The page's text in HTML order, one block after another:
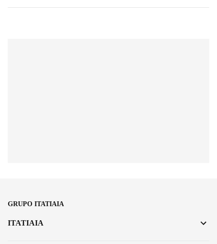
GRUPO ITATIAIA
ITATIAIA